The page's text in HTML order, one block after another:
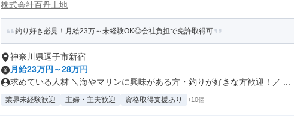
株式会社百丹土地
釣り好き必見！月給23万～未経験OK◎会社負担で免許取得可
神奈川県逗子市新宿
月給23万円～28万円
求めている人材 ＼海やマリンに興味がある方・釣りが好きな方歓迎！／ ...
業界未経験歓迎 主婦・主夫歓迎 資格取得支援あり +10個